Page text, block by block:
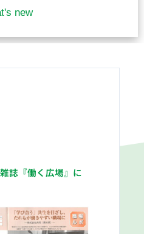
new
誌『働く広場』に